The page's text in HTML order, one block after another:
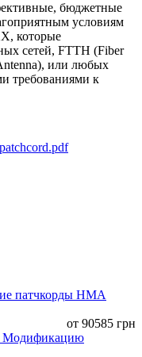
бюджетные
условиям
которые
сетей, FTTH (Fiber
или любых
требованиями к
патчкорды HMA
от 90585 грн
Модификацию